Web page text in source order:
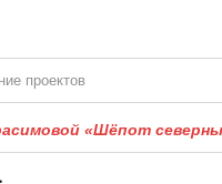
«Шёпот